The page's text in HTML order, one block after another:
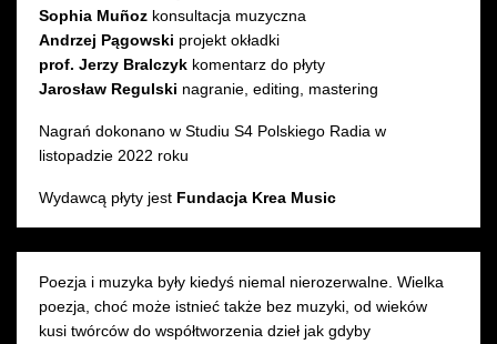
Sophia Muñoz konsultacja muzyczna
Andrzej Pągowski projekt okładki
prof. Jerzy Bralczyk komentarz do płyty
Jarosław Regulski nagranie, editing, mastering
Nagrań dokonano w Studiu S4 Polskiego Radia w
listopadzie 2022 roku
Wydawcą płyty jest Fundacja Krea Music
Poezja i muzyka były kiedyś niemal nierozerwalne. Wielka
poezja, choć może istnieć także bez muzyki, od wieków
kusi twórców do współtworzenia dzieł jak gdyby